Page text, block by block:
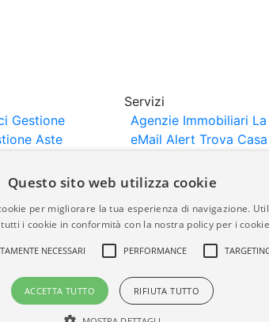
Gestione
Aste
Servizi
Agenzie Immobiliari
eMail Alert Trova Casa
pubblicati da agenzie immobiliari
della completezza, della
Questo sito web utilizza cookie
per migliorare la tua esperienza di navigazione.
i cookie in conformità con la nostra policy per i
NECESSARI PERFORMANCE
ACCETTA TUTTO RIFIUTA TUTTO